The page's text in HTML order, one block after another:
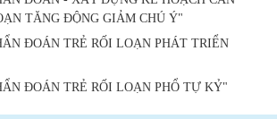
TĂNG ĐỘNG GIẢM CHÚ Ý"
ĐOÁN TRẺ RỐI LOẠN PHÁT TRIỂN
ĐOÁN TRẺ RỐI LOẠN PHỔ TỰ KỶ"